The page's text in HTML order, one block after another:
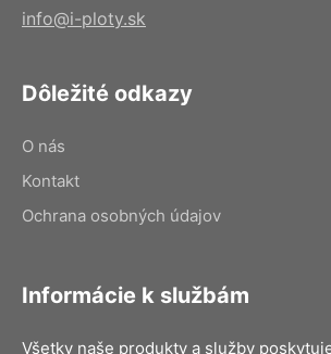
info@i-ploty.sk
Dôležité odkazy
O nás
Kontakt
Ochrana osobných údajov
Informácie k službám
Všetky naše produkty a služby